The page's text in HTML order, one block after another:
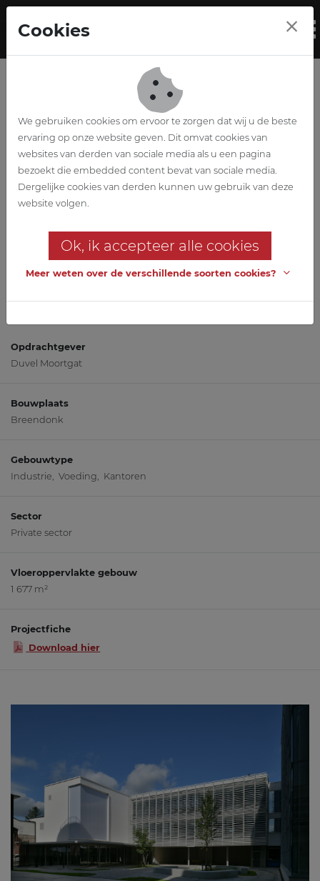
Skip to main content
Duvel Moortgat
Micro Brouwerij
Bouwen van labo's en
microbrouwerij
Bouwen van labo's en microbrouwerij.
Opdrachtgever
Duvel Moortgat
Bouwplaats
Breendonk
Gebouwtype
Industrie, Voeding, Kantoren
Sector
Private sector
Vloeroppervlakte gebouw
1 677 m²
Projectfiche
Download hier
Cookies
We gebruiken cookies om ervoor te zorgen dat wij u de beste
ervaring op onze website geven. Dit omvat cookies van
websites van derden van sociale media als u een pagina
bezoekt die embedded content bevat van sociale media.
Dergelijke cookies van derden kunnen uw gebruik van deze
website volgen.
Ok, ik accepteer alle cookies
Meer weten over de verschillende soorten cookies?